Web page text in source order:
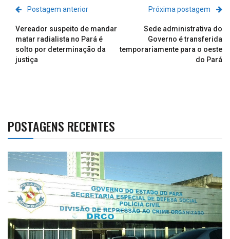
Postagem anterior
Vereador suspeito de mandar
matar radialista no Pará é
solto por determinação da
justiça
Próxima postagem
Sede administrativa do
Governo é transferida
temporariamente para o oeste
do Pará
POSTAGENS RECENTES